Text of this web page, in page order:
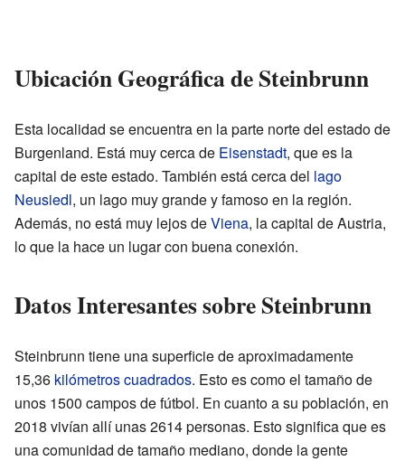
Ubicación Geográfica de Steinbrunn
Esta localidad se encuentra en la parte norte del estado de
Burgenland. Está muy cerca de Eisenstadt, que es la
capital de este estado. También está cerca del lago
Neusiedl, un lago muy grande y famoso en la región.
Además, no está muy lejos deViena, la capital de Austria,
lo que la hace un lugar con buena conexión.
Datos Interesantes sobre Steinbrunn
Steinbrunn tiene una superficie de aproximadamente
15,36 kilómetros cuadrados. Esto es como el tamaño de
unos 1500 campos de fútbol. En cuanto a su población, en
2018 vivían allí unas 2614 personas. Esto significa que es
una comunidad de tamaño mediano, donde la gente